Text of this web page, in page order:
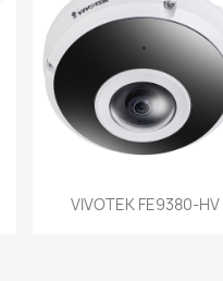
Vista rápida
VIVOTEK FE9380-HV